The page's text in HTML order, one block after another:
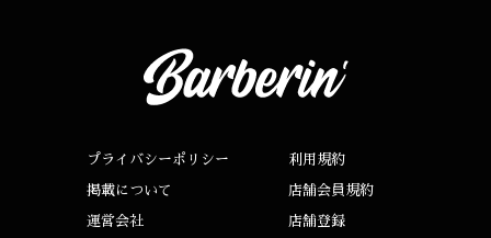
プライバシーポリシー 利用規約
掲載について 店舗会員規約
運営会社 店舗登録